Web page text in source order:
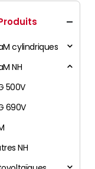
cylindriques
NH
500V
690V
NH